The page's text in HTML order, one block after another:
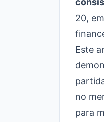
20,
Este
no
para